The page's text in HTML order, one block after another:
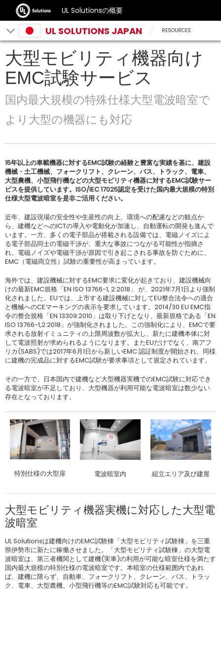
UL Solutionsの概要
UL SOLUTIONS JAPAN RESOURCES
大型モビリティ機器向け
EMC試験サービス
国内最大規模の特殊仕様大型電波暗室で
より大型の機器にも対応
15年以上の車載機器に対するEMC試験の経験と豊富な実績を基に、建設
機械・土工機械、フォークリフト、クレーン、バス、トラック、電車、
大型農機、小型飛行機などの大型モビリティ機器に対するEMC試験サー
ビスを提供しています。ISO/IEC 17025認定を受けた国内最大規模の特別
仕様大型電波暗室を是非ご活用ください。
近年、建設現場の安全性や生産性の向上、環境への配慮などの観点か
ら、建機などへのICTの導入や電動化が加速し、自動運転の開発も進んで
います。一方、多くの電子部品が搭載される設備では、電磁ノイズによ
る電子部品同士の電磁干渉が、重大な事故につながる可能性が指摘さ
れ、電磁ノイズや電磁干渉が原因で引き起こされる事故を防ぐために、
EMC（電磁両立性）試験の重要性が高まっています。
海外では、建設機械に対するEMC要求に変化が起きており、建設機械向
けの最新EMC規格「EN ISO 13766-1, 2:2018」 が、2021年7月1日より強制
化されました。EUでは、上市する建設機械に対してEU整合法令への適合
と機械へのCEマーキングの表示を要求しています。2014/30 EU EMC指
令の整合規格「EN 13309:2010」は取り下げとなり、最新規格である「EN
ISO 13766-1,2:2018」が強制化されました。この強制化により、EMCで要
求される放射イミュニティの上限周波数が拡大し、新たに建機本体に対
して電波照射が求められるようになります。またEUだけでなく、南アフ
リカ(SABS)では2017年6月1日から新しいEMC 認証制度が開始され、同様
に建機の完成品に対するEMC試験が要求事項として規定されています。
その一方で、日本国内で建機など大型機器実機でのEMC試験に対応でき
る電波暗室が不足しており、大型機器が利用可能な電波暗室は数少ない
存在となっております。
特別仕様の大型扉 電波暗室内 組立エリア及び建屋
大型モビリティ機器実機に対応した大型電
波暗室
UL Solutionsは建機向けのEMC試験棟「大型モビリティ試験棟」を三重
県伊勢市に新たに稼働させました。「大型モビリティ試験棟」の大型電
波暗室は、第三者機関として建機(実車)の利用が可能な暗室仕様を満たす
国内最大規模の特別仕様の電波暗室です。本暗室の仕様範囲内であれ
ば、建機に限らず、自動車、フォークリフト、クレーン、バス、トラッ
ク、電車、大型農機、小型飛行機等のEMC試験対応も可能です。